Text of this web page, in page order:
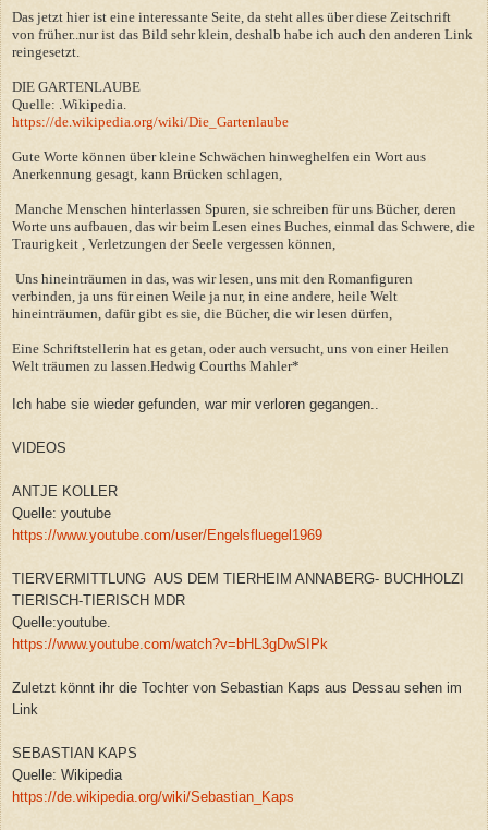
Das jetzt hier ist eine interessante Seite, da steht alles über diese Zeitschrift
von früher..nur ist das Bild sehr klein, deshalb habe ich auch den anderen Link
reingesetzt.
DIE GARTENLAUBE
Quelle: .Wikipedia.
https://de.wikipedia.org/wiki/Die_Gartenlaube
Gute Worte können über kleine Schwächen hinweghelfen ein Wort aus
Anerkennung gesagt, kann Brücken schlagen,
Manche Menschen hinterlassen Spuren, sie schreiben für uns Bücher, deren
Worte uns aufbauen, das wir beim Lesen eines Buches, einmal das Schwere, die
Traurigkeit , Verletzungen der Seele vergessen können,
Uns hineinträumen in das, was wir lesen, uns mit den Romanfiguren
verbinden, ja uns für einen Weile ja nur, in eine andere, heile Welt
hineinträumen, dafür gibt es sie, die Bücher, die wir lesen dürfen,
Eine Schriftstellerin hat es getan, oder auch versucht, uns von einer Heilen
Welt träumen zu lassen.Hedwig Courths Mahler*
Ich habe sie wieder gefunden, war mir verloren gegangen..
VIDEOS
ANTJE KOLLER
Quelle: youtube
https://www.youtube.com/user/Engelsfluegel1969
TIERVERMITTLUNG AUS DEM TIERHEIM ANNABERG- BUCHHOLZI
TIERISCH-TIERISCH MDR
Quelle:youtube.
https://www.youtube.com/watch?v=bHL3gDwSIPk
Zuletzt könnt ihr die Tochter von Sebastian Kaps aus Dessau sehen im
Link
SEBASTIAN KAPS
Quelle: Wikipedia
https://de.wikipedia.org/wiki/Sebastian_Kaps